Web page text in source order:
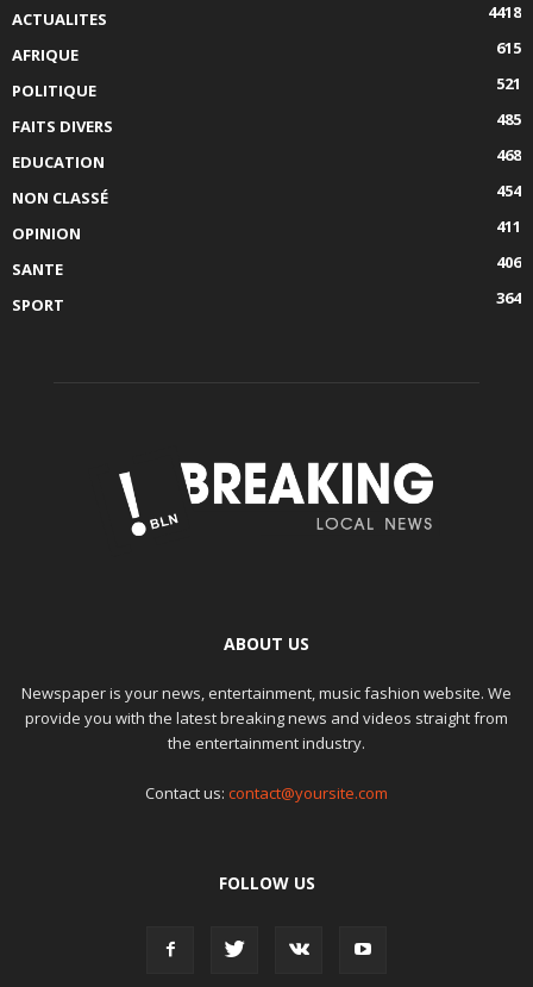
ACTUALITES
4418
AFRIQUE
615
POLITIQUE
521
FAITS DIVERS
485
EDUCATION
468
NON CLASSÉ
454
OPINION
411
SANTE
406
SPORT
364
ABOUT US
Newspaper is your news, entertainment, music fashion website. We
provide you with the latest breaking news and videos straight from
the entertainment industry.
Contact us: contact@yoursite.com
FOLLOW US